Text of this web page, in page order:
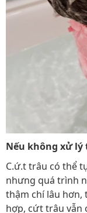
Nếu không xử lý
C.ứ.t trâu có thể
nhưng quá trình
thậm chí lâu hơn,
hợp, cứt trâu vẫn